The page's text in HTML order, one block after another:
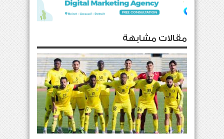
مقالات مشابهة